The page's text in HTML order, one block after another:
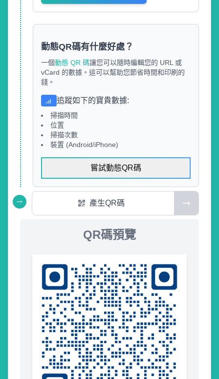
動態QR碼有什麼好處？
一個動態 QR 碼讓您可以隨時編輯您的 URL 或
vCard 的數據。這可以幫助您節省時間和印刷的
錢。
追蹤如下的寶貴數據:
掃描時間
位置
掃描次數
裝置 (Android/iPhone)
嘗試動態QR碼
產生QR碼
QR碼預覽